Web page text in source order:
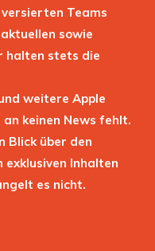
Teams
sowie
halten stets die
weitere Apple
keinen News fehlt.
Blick über den
Inhalten
es nicht.